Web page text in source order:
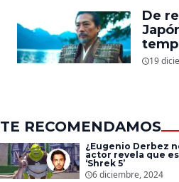
De
19
TE RECOMENDAMOS
¿Eugenio Derbez
actor revela que
‘Shrek 5’
6 diciembre, 2024